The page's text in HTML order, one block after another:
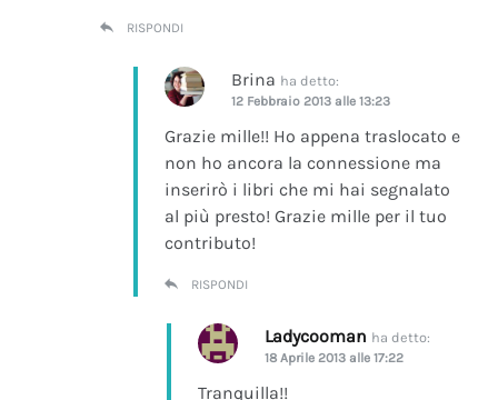
RISPONDI
Brina ha detto:
12 Febbraio 2013 alle 13:23
Grazie mille!! Ho appena traslocato e
non ho ancora la connessione ma
inserirò i libri che mi hai segnalato
al più presto! Grazie mille per il tuo
contributo!
RISPONDI
Ladycooman ha detto:
18 Aprile 2013 alle 17:22
Tranquilla!!